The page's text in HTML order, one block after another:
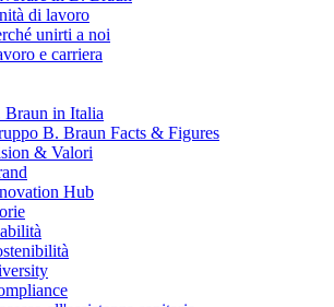
ed entra nel mondo di B. Braun in Italia: 4
più di 700 dipendenti e un Centro di
globale.
di lavoro
unirti a noi
e carriera
Braun in Italia
B. Braun Facts & Figures
& Valori
Hub